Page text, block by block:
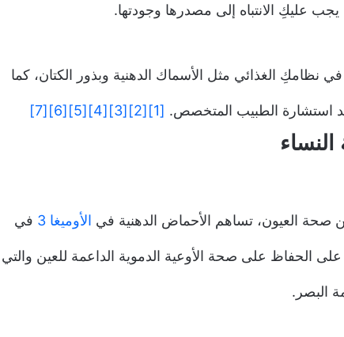
يجب عليكِ الانتباه إلى مصدرها وجودتها.
في نظامكِ الغذائي مثل الأسماك الدهنية وبذور الكتان، كما
استشارة الطبيب المتخصص. [1]
[2]
[3]
[4]
[5]
[6]
[7]
الأوميغا 3 في
الحفاظ على صحة الأوعية الدموية الداعمة للعين والتي
البصر.